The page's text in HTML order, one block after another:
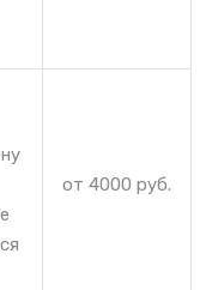
от 4000 руб.